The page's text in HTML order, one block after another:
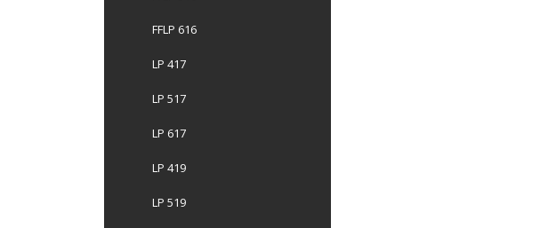
FFLP 616
LP 417
LP 517
LP 617
LP 419
LP 519